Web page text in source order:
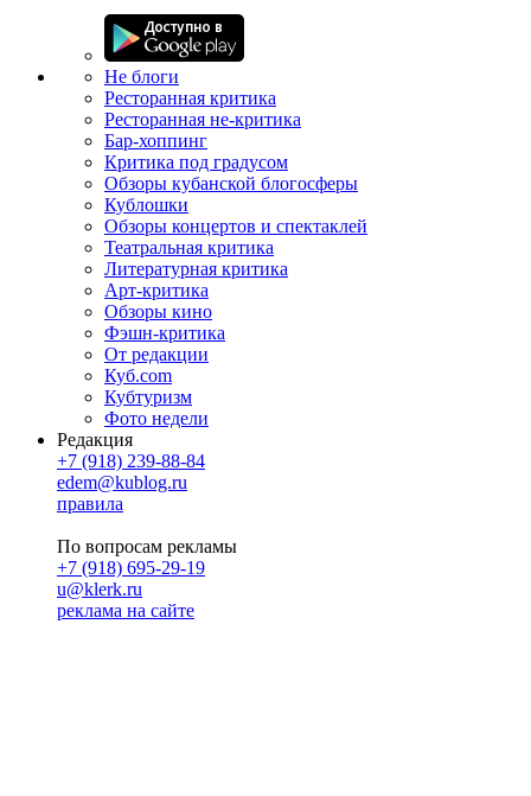
Не блоги
Ресторанная критика
Ресторанная не-критика
Бар-хоппинг
Критика под градусом
Обзоры кубанской блогосферы
Кублошки
Обзоры концертов и спектаклей
Театральная критика
Литературная критика
Арт-критика
Обзоры кино
Фэшн-критика
От редакции
Куб.com
Кубтуризм
Фото недели
Редакция
+7 (918) 239-88-84
edem@kublog.ru
правила
По вопросам рекламы
+7 (918) 695-29-19
u@klerk.ru
реклама на сайте